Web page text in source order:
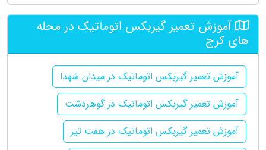
آموزش تعمیر گیربکس اتوماتیک در محله
های کرج
آموزش تعمیر گیربکس اتوماتیک در میدان شهدا
آموزش تعمیر گیربکس اتوماتیک در گوهردشت
آموزش تعمیر گیربکس اتوماتیک در هفت تیر